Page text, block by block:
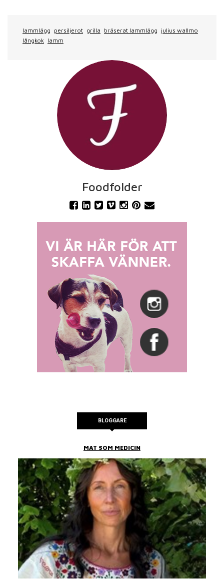
lammlägg persiljerot grilla bräserat lammlägg julius wallmo
långkok lamm
Foodfolder
BLOGGARE
MAT SOM MEDICIN